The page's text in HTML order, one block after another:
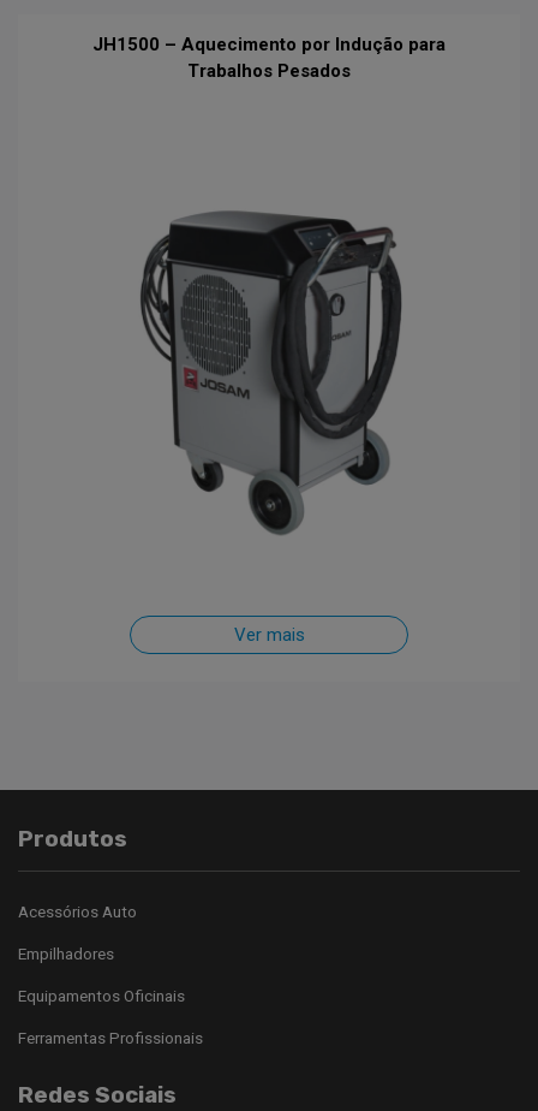
JH1500 – Aquecimento por Indução para
Trabalhos Pesados
Ver mais
Produtos
Acessórios Auto
Empilhadores
Equipamentos Oficinais
Ferramentas Profissionais
Redes Sociais